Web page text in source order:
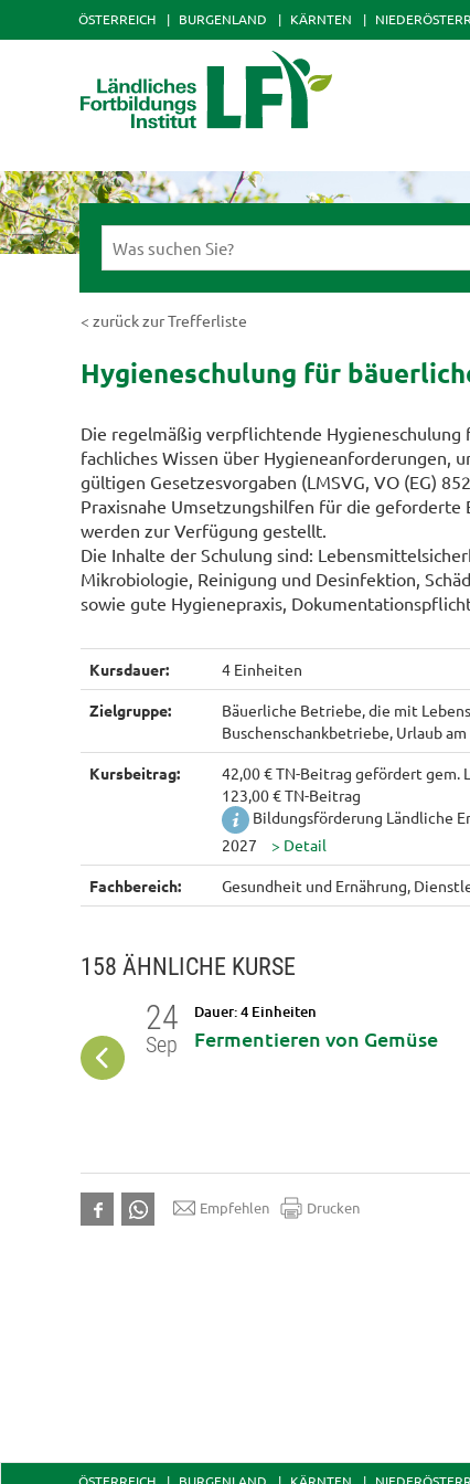
ÖSTERREICH BURGENLAND KÄRNTEN
< zurück zur Trefferliste
Hygieneschulung für
Die regelmäßig verpflichtende
fachliches Wissen über Hygieneanforderungen,
gültigen Gesetzesvorgaben (LMSVG, VO (EG)
Praxisnahe Umsetzungshilfen für die
werden zur Verfügung gestellt.
Die Inhalte der Schulung sind:
Mikrobiologie, Reinigung und Desinfektion,
sowie gute Hygienepraxis,
Kursdauer: 4 Einheiten
Zielgruppe:
Bäuerliche Betriebe, die mit
Buschenschankbetriebe, Urlaub
Kursbeitrag:
42,00 € TN-Beitrag gefördert gem.
123,00 € TN-Beitrag
Bildungsförderung Ländliche
2027
Fachbereich: Gesundheit und Ernährung,
158 ÄHNLICHE KURSE
24
Sep
Dauer: 4 Einheiten
Fermentieren von Gemüse
Empfehlen Drucken